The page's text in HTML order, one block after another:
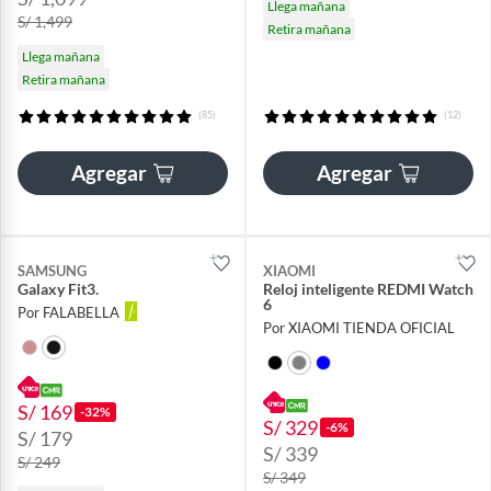
S/ 1,499
Llega mañana
Retira mañana
(85)
Agregar
Llega mañana
Retira mañana
(12)
Agregar
SAMSUNG
Galaxy Fit3.
Por FALABELLA
S/ 169 -32%
S/ 179
S/ 249
XIAOMI
Reloj inteligente REDMI Watch
6
Por XIAOMI TIENDA OFICIAL
S/ 329 -6%
S/ 339
S/ 349